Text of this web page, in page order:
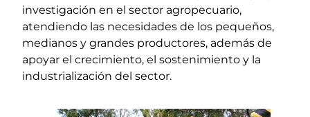
investigación en el sector agropecuario,
atendiendo las necesidades de los pequeños,
medianos y grandes productores, además de
apoyar el crecimiento, el sostenimiento y la
industrialización del sector.